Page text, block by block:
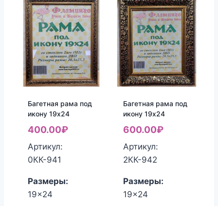
Багетная рама под
икону 19х24
400.00₽
Артикул:
0КК-941
Размеры:
19x24
Багетная рама под
икону 19х24
600.00₽
Артикул:
2КК-942
Размеры:
19x24